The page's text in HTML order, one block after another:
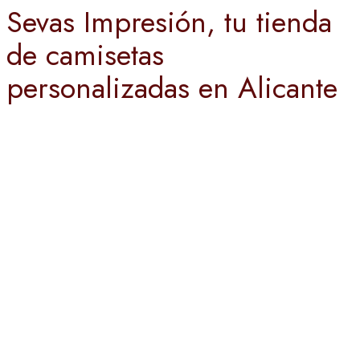
Sevas Impresión, tu tienda
de camisetas
personalizadas en Alicante